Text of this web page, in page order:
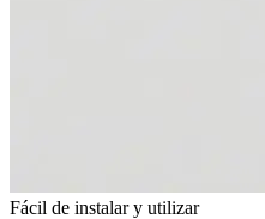
Fácil de instalar y utilizar